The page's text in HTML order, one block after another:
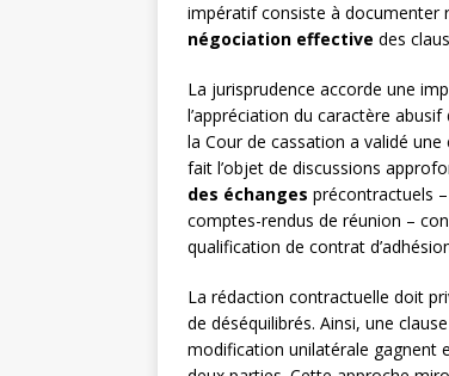
impératif consiste à documenter
négociation effective des
La jurisprudence accorde une
l’appréciation du caractère
la Cour de cassation a validé
fait l’objet de discussions
des échanges précontractuels
comptes-rendus de réunion –
qualification de contrat
La rédaction contractuelle doit
de déséquilibrés. Ainsi, une
modification unilatérale gagnent